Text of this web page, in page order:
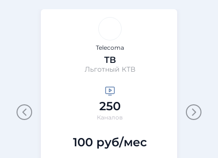
Telecoma
ТВ
Льготный КТВ
250
Каналов
100 руб/мес